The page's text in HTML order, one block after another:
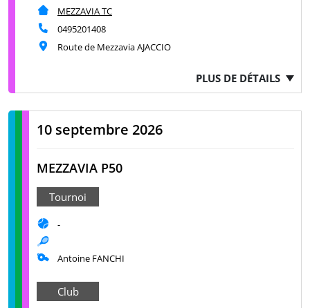
MEZZAVIA TC
0495201408
Route de Mezzavia AJACCIO
PLUS DE DÉTAILS
10 septembre 2026
MEZZAVIA P50
Tournoi
-
Antoine FANCHI
Club